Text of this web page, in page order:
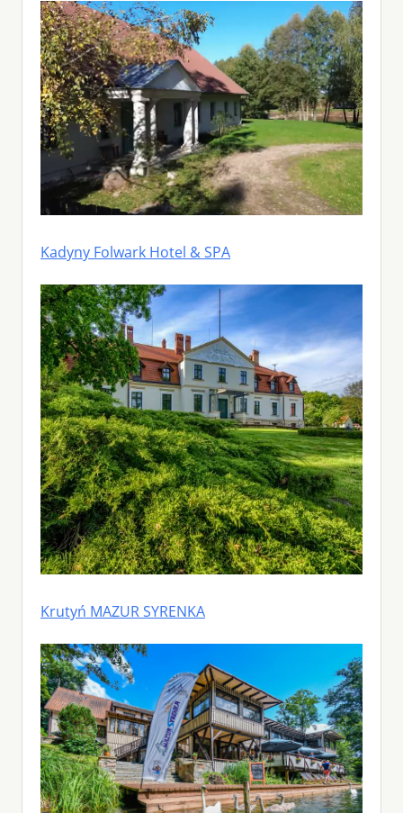
Kadyny Folwark Hotel & SPA
Krutyń MAZUR SYRENKA